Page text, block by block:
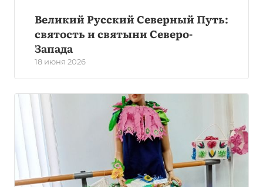
Великий Русский Северный Путь:
святость и святыни Северо-
Запада
18 июня 2026